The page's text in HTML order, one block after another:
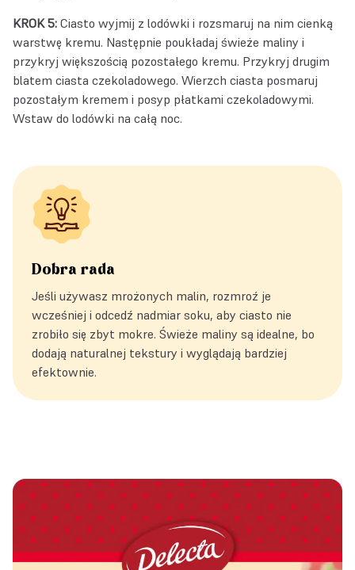
KROK 5: Ciasto wyjmij z lodówki i rozsmaruj na nim cienką
warstwę kremu. Następnie poukładaj świeże maliny i
przykryj większością pozostałego kremu. Przykryj drugim
blatem ciasta czekoladowego. Wierzch ciasta posmaruj
pozostałym kremem i posyp płatkami czekoladowymi.
Wstaw do lodówki na całą noc.
Dobra rada
Jeśli używasz mrożonych malin, rozmroź je
wcześniej i odcedź nadmiar soku, aby ciasto nie
zrobiło się zbyt mokre. Świeże maliny są idealne, bo
dodają naturalnej tekstury i wyglądają bardziej
efektownie.